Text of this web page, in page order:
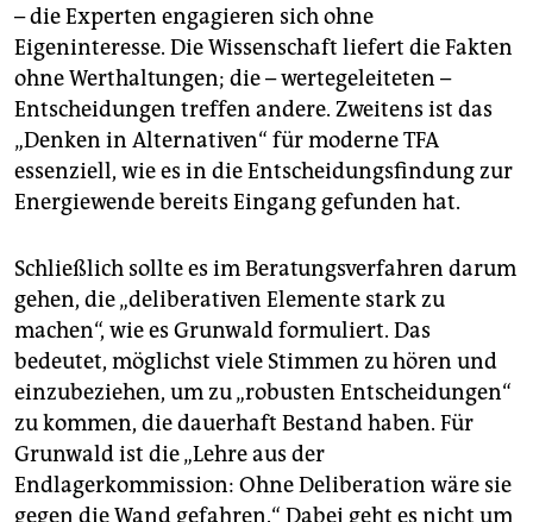
– die Experten engagieren sich ohne
Eigeninteresse. Die Wissenschaft liefert die Fakten
ohne Werthaltungen; die – wertegeleiteten –
Entscheidungen treffen andere. Zweitens ist das
„Denken in Alternativen“ für moderne TFA
essenziell, wie es in die Entscheidungsfindung zur
Energiewende bereits Eingang gefunden hat.
Schließlich sollte es im Beratungsverfahren darum
gehen, die „deliberativen Elemente stark zu
machen“, wie es Grunwald formuliert. Das
bedeutet, möglichst viele Stimmen zu hören und
einzubeziehen, um zu „robusten Entscheidungen“
zu kommen, die dauerhaft Bestand haben. Für
Grunwald ist die „Lehre aus der
Endlagerkommission: Ohne Deliberation wäre sie
gegen die Wand gefahren.“ Dabei geht es nicht um